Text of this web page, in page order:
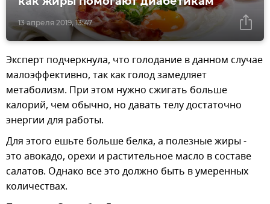
13 апреля 2019, 13:47
Эксперт подчеркнула, что голодание в данном случае
малоэффективно, так как голод замедляет
метаболизм. При этом нужно сжигать больше
калорий, чем обычно, но давать телу достаточно
энергии для работы.
Для этого ешьте больше белка, а полезные жиры -
это авокадо, орехи и растительное масло в составе
салатов. Однако все это должно быть в умеренных
количествах.